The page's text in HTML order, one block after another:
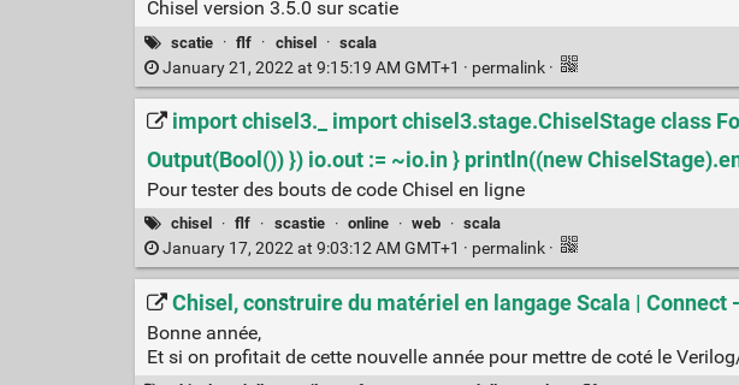
Chisel version 3.5.0 sur scatie
scatie · flf · chisel · scala
January 21, 2022 at 9:15:19 AM GMT+1 · permalink ·
import chisel3._ import chisel3.stage.ChiselStage class
Output(Bool()) }) io.out := ~io.in } println((new
Pour tester des bouts de code Chisel en ligne
chisel · flf · scastie · online · web · scala
January 17, 2022 at 9:03:12 AM GMT+1 · permalink ·
Chisel, construire du matériel en langage Scala | Connect
Bonne année,
Et si on profitait de cette nouvelle année pour mettre de coté le